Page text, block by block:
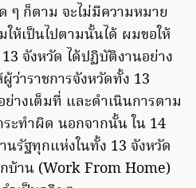
ๆ ก็ตาม จะไม่มีความหมาย
ห้เป็นไปตามนั้นได้ ผมขอให้
จังหวัด ได้ปฏิบัติงานอย่าง
ว่าราชการจังหวัดทั้ง 13
างเต็มที่ และดำเนินการตาม
ะทำผิด นอกจากนั้น ใน 14
นรัฐทุกแห่งในทั้ง 13 จังหวัด
บ้าน (Work From Home)